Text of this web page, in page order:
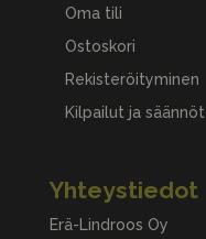
Oma tili
Ostoskori
Rekisteröityminen
Kilpailut ja säännöt
Yhteystiedot
Erä-Lindroos Oy